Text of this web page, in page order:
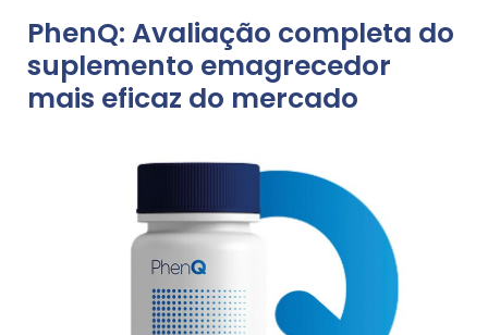
PhenQ: Avaliação completa do
suplemento emagrecedor
mais eficaz do mercado